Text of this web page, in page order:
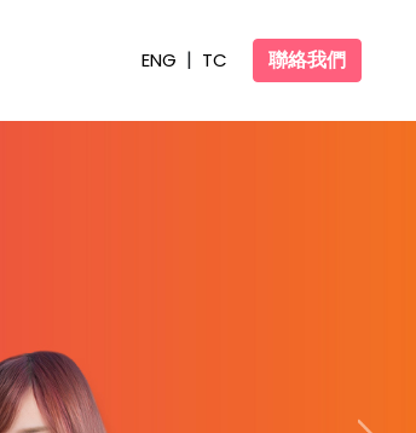
ENG | TC 聯絡我們